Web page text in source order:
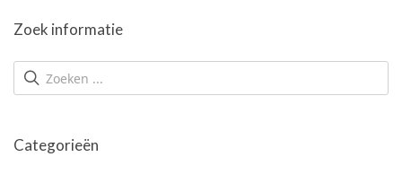
Zoek informatie
Categorieën